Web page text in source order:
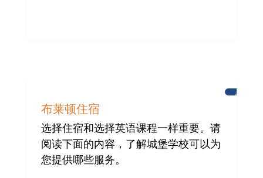
新
布莱顿住宿
选择住宿和选择英语课程一样重要。请
阅读下面的内容，了解城堡学校可以为
您提供哪些服务。